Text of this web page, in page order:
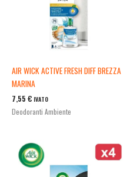
AIR WICK ACTIVE FRESH DIFF BREZZA
MARINA
7,55 € IVATO
Deodoranti Ambiente